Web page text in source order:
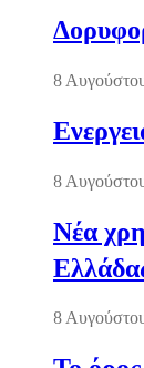
8
8
Νέα
8